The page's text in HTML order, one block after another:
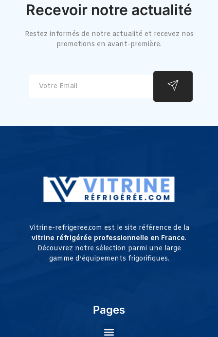
Recevoir notre actualité
Restez informés de notre actualité et recevez nos
promotions en avant-première.
Vitrine-refrigeree.com est le site référence de la
vitrine réfrigérée professionnelle en France.
Découvrez notre sélection parmi une large
gamme d’équipements frigorifiques.
Pages